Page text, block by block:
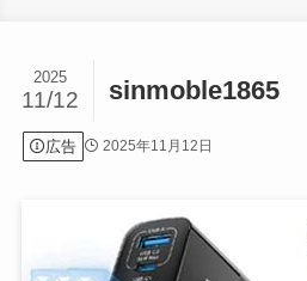
sinmoble1865
2025
11/12
広告 2025年11月12日